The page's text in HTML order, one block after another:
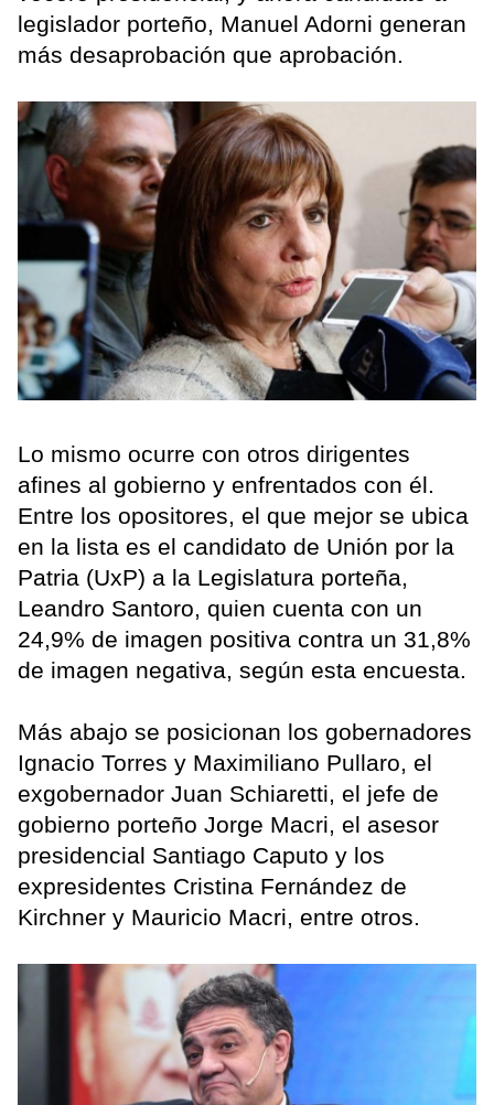
legislador porteño, Manuel Adorni generan
más desaprobación que aprobación.
Lo mismo ocurre con otros dirigentes
afines al gobierno y enfrentados con él.
Entre los opositores, el que mejor se ubica
en la lista es el candidato de Unión por la
Patria (UxP) a la Legislatura porteña,
Leandro Santoro, quien cuenta con un
24,9% de imagen positiva contra un 31,8%
de imagen negativa, según esta encuesta.
Más abajo se posicionan los gobernadores
Ignacio Torres y Maximiliano Pullaro, el
exgobernador Juan Schiaretti, el jefe de
gobierno porteño Jorge Macri, el asesor
presidencial Santiago Caputo y los
expresidentes Cristina Fernández de
Kirchner y Mauricio Macri, entre otros.